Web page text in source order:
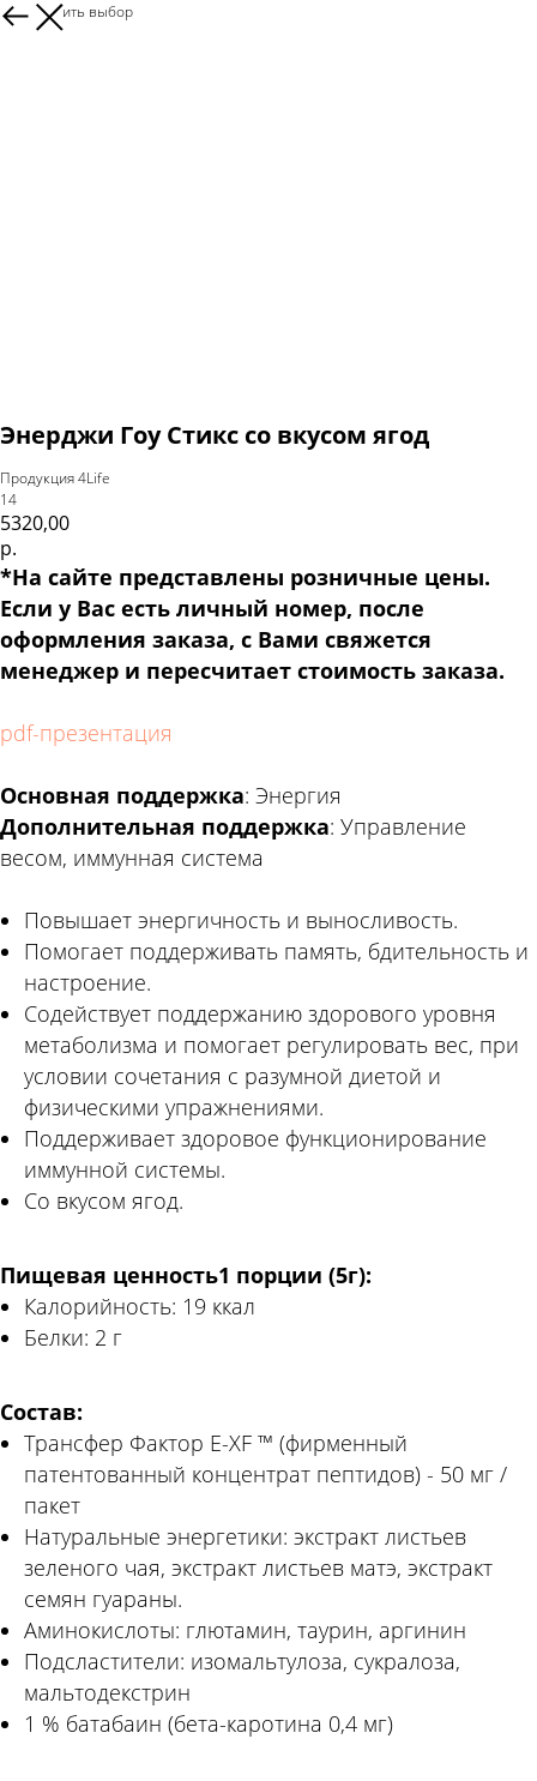
Продолжить выбор
Энерджи Гоу Стикс со вкусом ягод
Продукция 4Life
14
5320,00
р.
*На сайте представлены розничные цены.
Если у Вас есть личный номер, после
оформления заказа, с Вами свяжется
менеджер и пересчитает стоимость заказа.
pdf-презентация
Основная поддержка: Энергия
Дополнительная поддержка: Управление
весом, иммунная система
Повышает энергичность и выносливость.
Помогает поддерживать память, бдительность и
настроение.
Содействует поддержанию здорового уровня
метаболизма и помогает регулировать вес, при
условии сочетания с разумной диетой и
физическими упражнениями.
Поддерживает здоровое функционирование
иммунной системы.
Со вкусом ягод.
Пищевая ценность1 порции (5г):
Калорийность: 19 ккал
Белки: 2 г
Состав:
Трансфер Фактор Е-ХF ™ (фирменный
патентованный концентрат пептидов) - 50 мг /
пакет
Натуральные энергетики: экстракт листьев
зеленого чая, экстракт листьев матэ, экстракт
семян гуараны.
Аминокислоты: глютамин, таурин, аргинин
Подсластители: изомальтулоза, сукралоза,
мальтодекстрин
1 % батабаин (бета-каротина 0,4 мг)